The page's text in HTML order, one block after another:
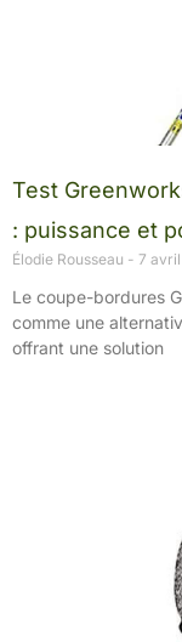
Test
: puissance et
Élodie Rousseau 7
Le coupe-bordures
comme une
offrant une solution